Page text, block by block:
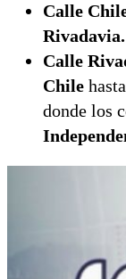
Calle
Rivadavia.
Calle
Chile hasta
donde los